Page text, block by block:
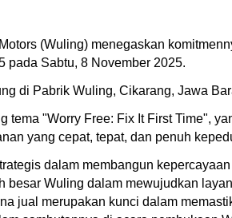
(Wuling) menegaskan
pada Sabtu, 8 November 2025.
di Pabrik Wuling, Cikarang, Jawa
tema "Worry Free: Fix It First Time",
yang cepat, tepat, dan penuh
dalam membangun
besar Wuling dalam mewujudkan
jual merupakan kunci dalam